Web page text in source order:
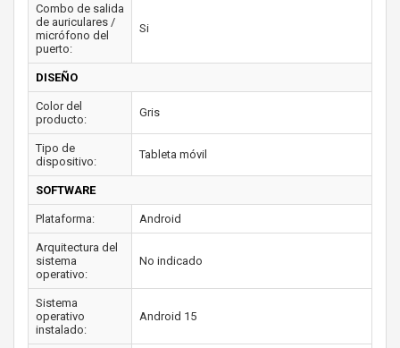
Combo de salida
de auriculares /
micrófono del
puerto:
Si
DISEÑO
Color del
producto:
Gris
Tipo de
dispositivo:
Tableta móvil
SOFTWARE
Plataforma: Android
Arquitectura del
sistema
operativo:
No indicado
Sistema
operativo
instalado:
Android 15